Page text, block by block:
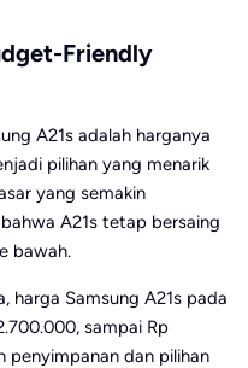
Friendly
A21s adalah harganya
pilihan yang menarik
yang semakin
A21s tetap bersaing
bawah.
harga Samsung A21s pada
sampai Rp
penyimpanan dan pilihan